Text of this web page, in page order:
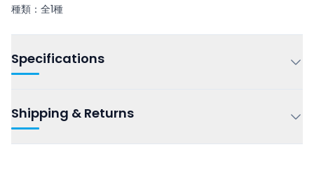
種類：全1種
Specifications
Shipping & Returns